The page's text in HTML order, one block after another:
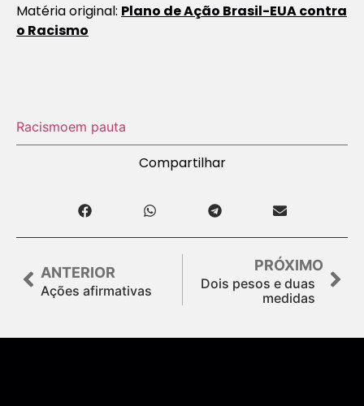
Matéria original: Plano de Ação Brasil-EUA contra
o Racismo
Racismoem pauta
Compartilhar
ANTERIOR
Ações afirmativas
PRÓXIMO
Dois pesos e duas
medidas